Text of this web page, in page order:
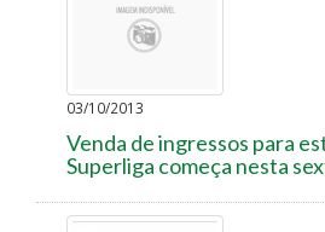
03/10/2013
Venda de ingressos para
Superliga começa nesta